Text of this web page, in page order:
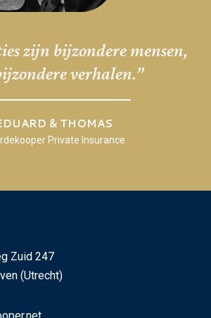
zijn bijzondere mensen,
verhalen.”
& THOMAS
Private Insurance
Zuid 247
(Utrecht)